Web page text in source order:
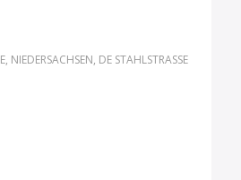
NIEDERSACHSEN, DE STAHLSTRASSE 3